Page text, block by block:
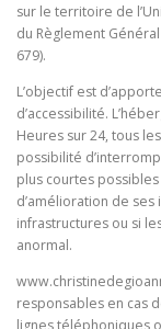
sur le territoire de
du Règlement
679).
L’objectif est
d’accessibilité.
Heures sur 24, tous
possibilité
plus courtes
d’amélioration de
infrastructures ou si
anormal.
responsables en cas